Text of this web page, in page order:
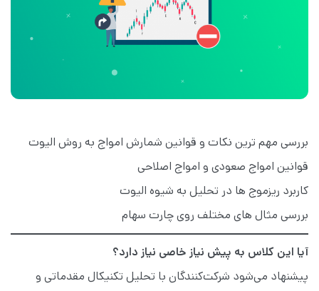
بررسی مهم ترین نکات و قوانین شمارش امواج به روش الیوت
قوانین امواج صعودی و امواج اصلاحی
کاربرد ریزموج ها در تحلیل به شیوه الیوت
بررسی مثال های مختلف روی چارت سهام
آیا این کلاس به پیش نیاز خاصی نیاز دارد؟
پیشنهاد می‌شود شرکت‌کنندگان با تحلیل تکنیکال مقدماتی و